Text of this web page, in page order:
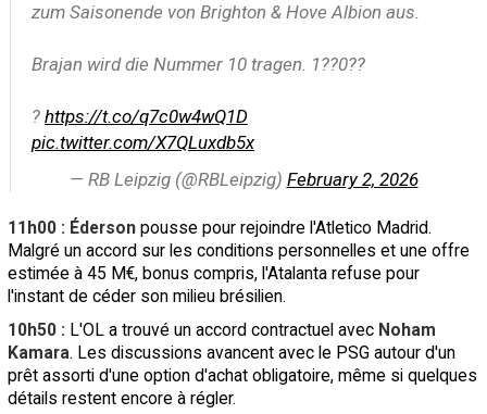
zum Saisonende von Brighton & Hove Albion aus.
Brajan wird die Nummer 10 tragen. 1??0??
? https://t.co/q7c0w4wQ1D
pic.twitter.com/X7QLuxdb5x
— RB Leipzig (@RBLeipzig) February 2, 2026
11h00 : Éderson pousse pour rejoindre l'Atletico Madrid.
Malgré un accord sur les conditions personnelles et une offre
estimée à 45 M€, bonus compris, l'Atalanta refuse pour
l'instant de céder son milieu brésilien.
10h50 : L'OL a trouvé un accord contractuel avec Noham
Kamara. Les discussions avancent avec le PSG autour d'un
prêt assorti d'une option d'achat obligatoire, même si quelques
détails restent encore à régler.